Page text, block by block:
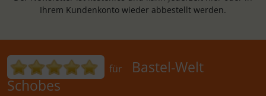
Ihrem Kundenkonto wieder abbestellt werden.
Bewertungen für Bastel-Welt
für
Bastel-Welt
Schobes